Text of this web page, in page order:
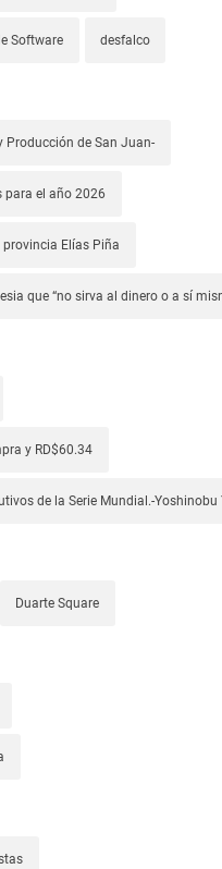
Software desfalco
Producción de San Juan-
para el año 2026
Elías Piña
que “no sirva al dinero o a sí
y RD$60.34
de la Serie Mundial.-
Duarte Square